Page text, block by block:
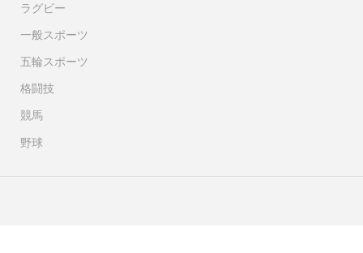
ラグビー
一般スポーツ
五輪スポーツ
格闘技
競馬
野球